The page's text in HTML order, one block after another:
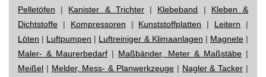
Pelletöfen | Kanister & Trichter| Klebeband | Kleben &
Dichtstoffe | Kompressoren | Kunststoffplatten | Leitern |
Löten | Luftpumpen | Luftreiniger & Klimaanlagen | Magnete|
Maler- & Maurerbedarf | Maßbänder, Meter & Maßstäbe |
Meißel | Melder, Mess- & Planwerkzeuge | Nagler & Tacker |